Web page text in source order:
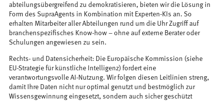
abteilungsübergreifend zu demokratisieren, bieten wir die Lösung in
Form des SupraAgents in Kombination mit Experten-KIs an. So
erhalten Mitarbeiter aller Abteilungen rund um die Uhr Zugriff auf
branchenspezifisches Know-how – ohne auf externe Berater oder
Schulungen angewiesen zu sein.
Rechts- und Datensicherheit: Die Europäische Kommission (siehe
EU-Strategie für künstliche Intelligenz) fordert eine
verantwortungsvolle AI-Nutzung. Wir folgen diesen Leitlinien streng,
damit Ihre Daten nicht nur optimal genutzt und bestmöglich zur
Wissensgewinnung eingesetzt, sondern auch sicher geschützt